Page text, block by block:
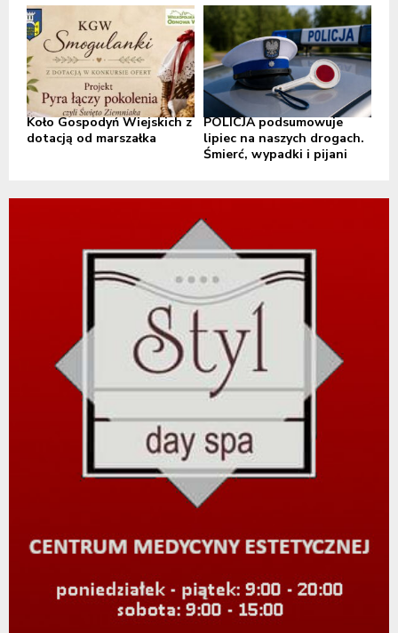
Koło Gospodyń Wiejskich z
dotacją od marszałka
POLICJA podsumowuje
lipiec na naszych drogach.
Śmierć, wypadki i pijani